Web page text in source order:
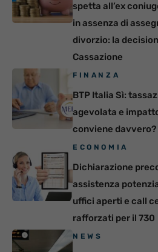
spetta all’ex
in assenza di
divorzio: la
Cassazione
FINANZA
BTP Italia Sì:
agevolata e
conviene davvero?
ECONOMIA
Dichiarazione
assistenza
uffici aperti e call
rafforzati per il 730
NEWS